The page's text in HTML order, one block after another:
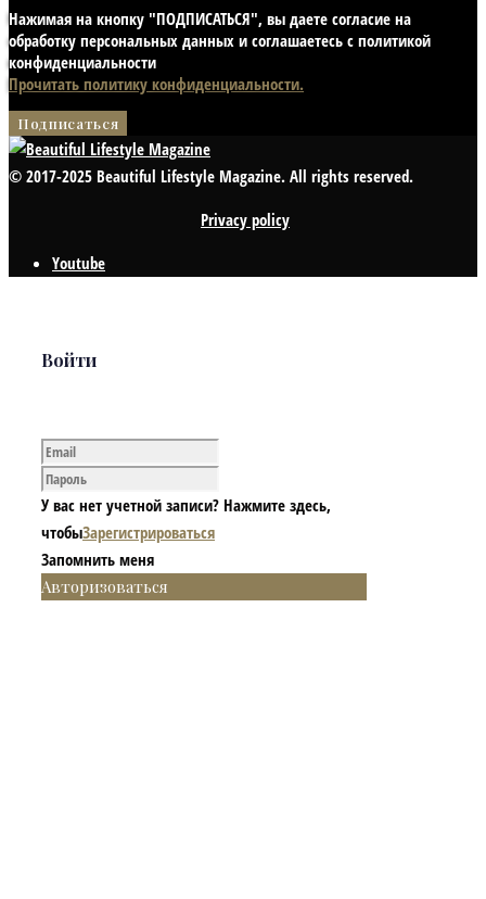
Нажимая на кнопку "ПОДПИСАТЬСЯ", вы даете согласие на
обработку персональных данных и соглашаетесь с политикой
конфиденциальности
Прочитать политику конфиденциальности.
© 2017-2025 Beautiful Lifestyle Magazine. All rights reserved.
Privacy policy
Youtube
Войти
У вас нет учетной записи? Нажмите здесь,
чтобыЗарегистрироваться
Запомнить меня
Авторизоваться